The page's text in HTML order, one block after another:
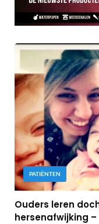
PATIËNTEN
Ouders leren
hersenafwijking